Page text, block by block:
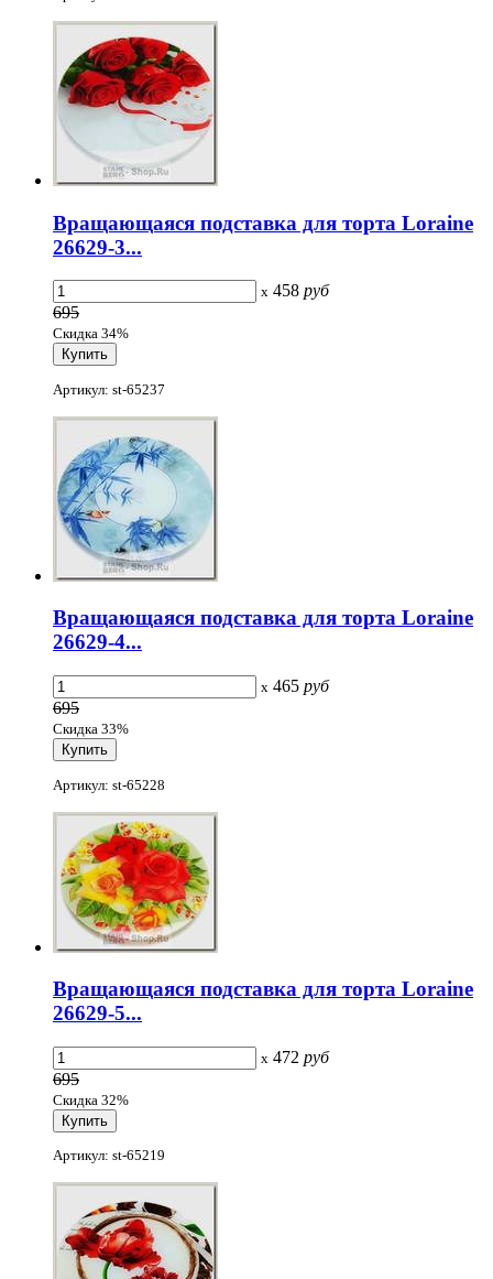
Вращающаяся подставка для торта Loraine
26629-3...
x 458 руб
695
Скидка 34%
Артикул: st-65237
Вращающаяся подставка для торта Loraine
26629-4...
x 465 руб
695
Скидка 33%
Артикул: st-65228
Вращающаяся подставка для торта Loraine
26629-5...
x 472 руб
695
Скидка 32%
Артикул: st-65219